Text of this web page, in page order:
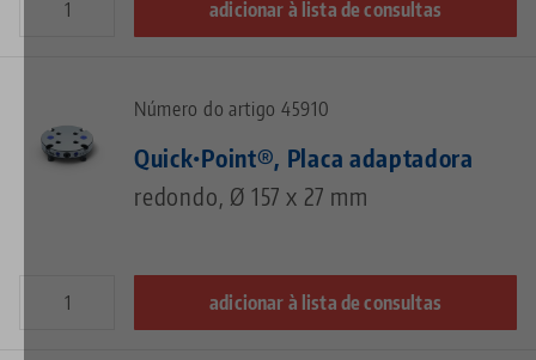
adicionar à lista de consultas
Número do artigo 45910
Quick•Point®, Placa adaptadora
redondo, Ø 157 x 27 mm
adicionar à lista de consultas